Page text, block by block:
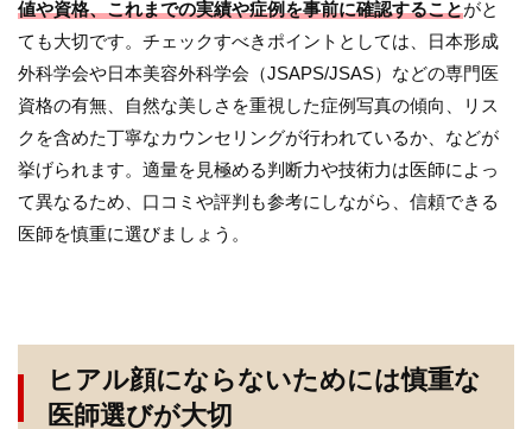
値や資格、これまでの実績や症例を事前に確認することがと
ても大切です。チェックすべきポイントとしては、日本形成
外科学会や日本美容外科学会（JSAPS/JSAS）などの専門医
資格の有無、自然な美しさを重視した症例写真の傾向、リス
クを含めた丁寧なカウンセリングが行われているか、などが
挙げられます。適量を見極める判断力や技術力は医師によっ
て異なるため、口コミや評判も参考にしながら、信頼できる
医師を慎重に選びましょう。
ヒアル顔にならないためには慎重な
医師選びが大切